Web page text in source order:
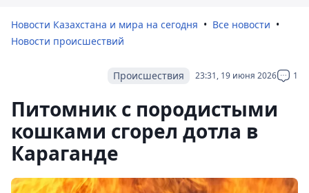
Новости Казахстана и мира на сегодня
Все новости
Новости происшествий
23:31, 19 июня 2026 1
Происшествия
Питомник с породистыми
кошками сгорел дотла в
Караганде